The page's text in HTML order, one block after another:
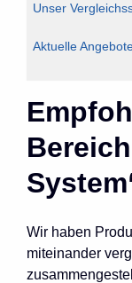
Unser
Aktuelle
Wir haben
miteinander